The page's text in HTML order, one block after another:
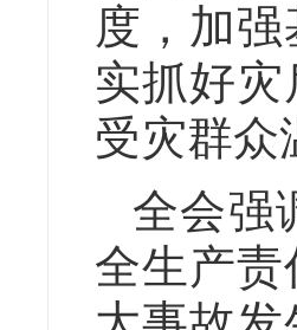
度，加
实抓好
受灾群众
全会强
全生产